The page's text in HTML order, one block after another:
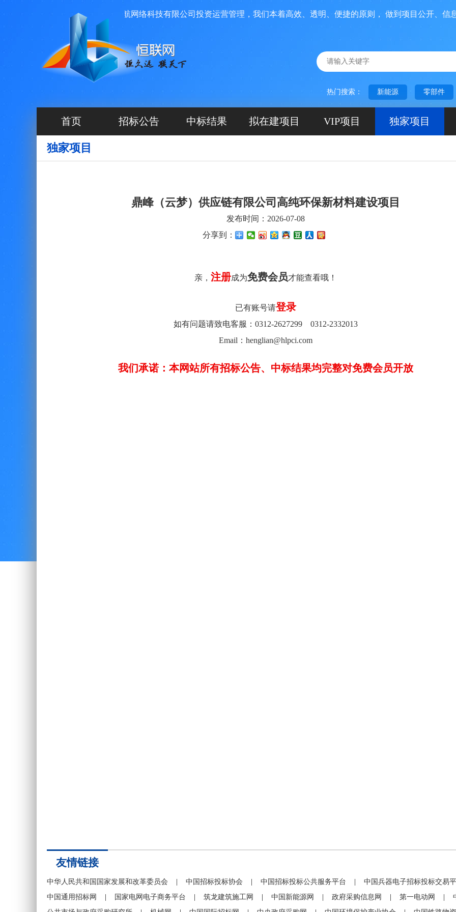
目信息发布平台，由河北源航网络科技有限公司投资运营管理，我们本着高效、透明、便捷的原则， 做到项目公开、信息互
热门搜索： 新能源 零部件
首页 招标公告 中标结果 拟在建项目 VIP项目 独家项目
独家项目
鼎峰（云梦）供应链有限公司高纯环保新材料建设项目
发布时间：2026-07-08
分享到：
亲， 注册成为免费会员才能查看哦！
已有账号请登录
如有问题请致电客服：0312-2627299 0312-2332013
Email：henglian@hlpci.com
我们承诺：本网站所有招标公告、中标结果均完整对免费会员开放
友情链接
中华人民共和国国家发展和改革委员会 中国招标投标协会 中国招标投标公共服务平台
中国兵器电子招标投标交易
中国通用招标网
国家电网电子商务平台 筑龙建筑施工网 中国新能源网 政府采购信息网 第一电动网